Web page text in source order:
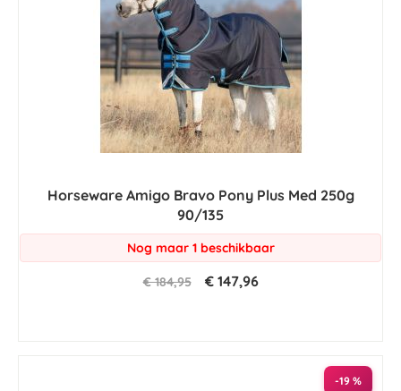
Horseware Amigo Bravo Pony Plus Med 250g
90/135
Nog maar 1 beschikbaar
€ 184,95 € 147,96
-19 %